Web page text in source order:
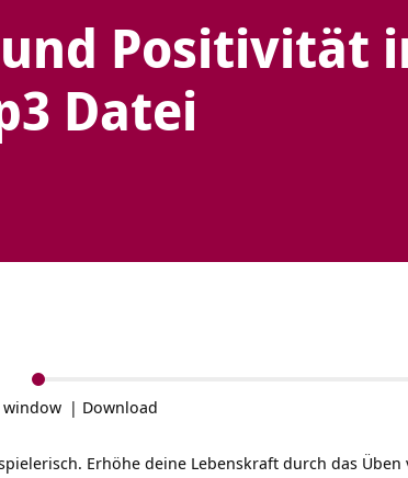
Positivität
Datei
window | Download
Erhöhe deine Lebenskraft durch das